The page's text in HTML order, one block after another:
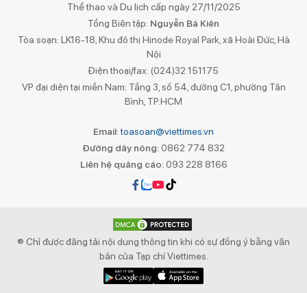
Thể thao và Du lịch cấp ngày 27/11/2025
Tổng Biên tập: Nguyễn Bá Kiên
Tòa soạn: LK16-18, Khu đô thị Hinode Royal Park, xã Hoài Đức, Hà
Nội
Điện thoại/fax: (024)32 151175
VP đại diện tại miền Nam: Tầng 3, số 54, đường C1, phường Tân
Bình, TP.HCM
Email:toasoan@viettimes.vn
Đường dây nóng: 0862 774 832
Liên hệ quảng cáo:093 228 8166
® Chỉ được đăng tải nội dung thông tin khi có sự đồng ý bằng văn
bản của Tạp chí Viettimes.